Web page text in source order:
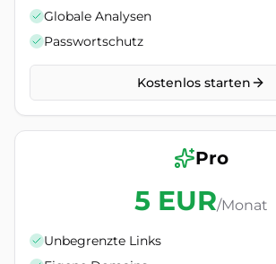
Globale Analysen
Passwortschutz
Kostenlos starten
Pro
5 EUR/Monat
Unbegrenzte Links